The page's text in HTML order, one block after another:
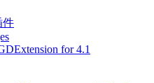
件
for 4.1